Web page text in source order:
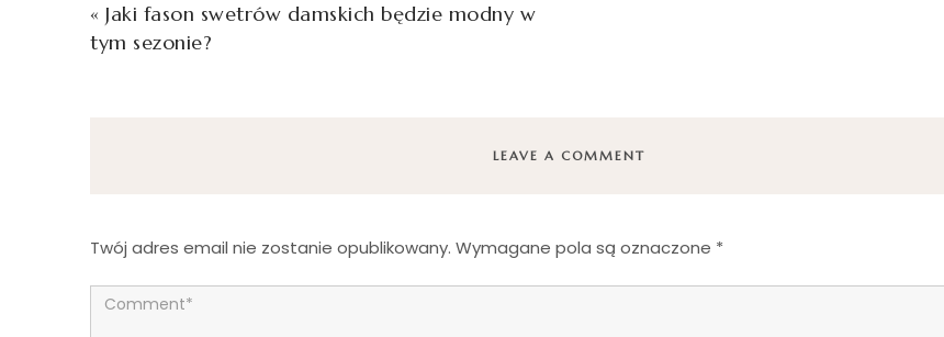
« Jaki fason swetrów damskich będzie modny w
tym sezonie?
LEAVE A COMMENT
Twój adres email nie zostanie opublikowany. Wymagane pola są oznaczone *